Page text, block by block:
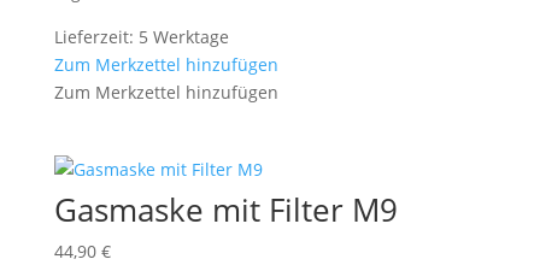
Lieferzeit: 5 Werktage
Zum Merkzettel hinzufügen
Zum Merkzettel hinzufügen
Gasmaske mit Filter M9
44,90 €